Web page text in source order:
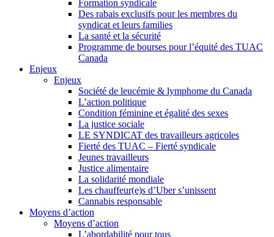
Formation syndicale
Des rabais exclusifs pour les membres du
syndicat et leurs families
La santé et la sécurité
Programme de bourses pour l’équité des TUAC
Canada
Enjeux
Enjeux
Société de leucémie & lymphome du Canada
L’action politique
Condition féminine et égalité des sexes
La justice sociale
LE SYNDICAT des travailleurs agricoles
Fierté des TUAC – Fierté syndicale
Jeunes travailleurs
Justice alimentaire
La solidarité mondiale
Les chauffeur(e)s d’Uber s’unissent
Cannabis responsable
Moyens d’action
Moyens d’action
L’abordabilité pour tous